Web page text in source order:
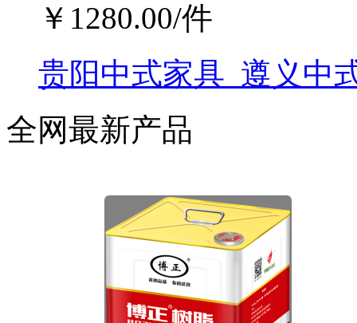
￥ 1280.00/件
贵阳中式家具_遵义中
全网最新产品